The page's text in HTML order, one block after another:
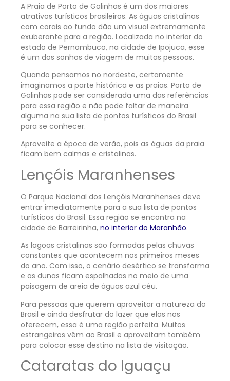
A Praia de Porto de Galinhas é um dos maiores
atrativos turísticos brasileiros. As águas cristalinas
com corais ao fundo dão um visual extremamente
exuberante para a região. Localizada no interior do
estado de Pernambuco, na cidade de Ipojuca, esse
é um dos sonhos de viagem de muitas pessoas.
Quando pensamos no nordeste, certamente
imaginamos a parte histórica e as praias. Porto de
Galinhas pode ser considerada uma das referências
para essa região e não pode faltar de maneira
alguma na sua lista de pontos turísticos do Brasil
para se conhecer.
Aproveite a época de verão, pois as águas da praia
ficam bem calmas e cristalinas.
Lençóis Maranhenses
O Parque Nacional dos Lençóis Maranhenses deve
entrar imediatamente para a sua lista de pontos
turísticos do Brasil. Essa região se encontra na
cidade de Barreirinha, no interior do Maranhão.
As lagoas cristalinas são formadas pelas chuvas
constantes que acontecem nos primeiros meses
do ano. Com isso, o cenário desértico se transforma
e as dunas ficam espalhadas no meio de uma
paisagem de areia de águas azul céu.
Para pessoas que querem aproveitar a natureza do
Brasil e ainda desfrutar do lazer que elas nos
oferecem, essa é uma região perfeita. Muitos
estrangeiros vêm ao Brasil e aproveitam também
para colocar esse destino na lista de visitação.
Cataratas do Iguaçu